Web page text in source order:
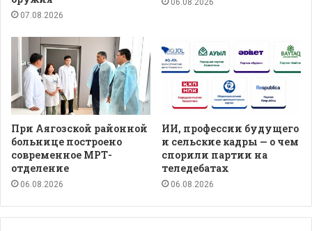
07.08.2026
При Аягозской районной
больнице построено
современное МРТ-
отделение
06.08.2026
ИИ, профессии будущего
и сельские кадры — о чем
спорили партии на
теледебатах
06.08.2026